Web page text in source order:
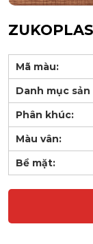
Mã màu:
Danh mục sản
Phân khúc:
Màu vân:
Bề mặt: